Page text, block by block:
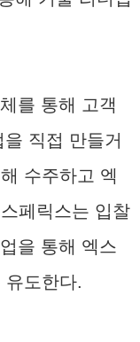
를 통해 고객
직접 만들거
수주하고 엑
페릭스는 입찰
을 통해 엑스
도한다.